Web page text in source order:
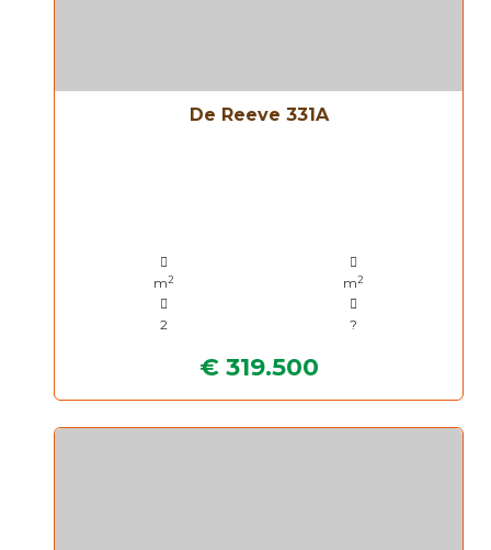
De Reeve 331A
m2 m2
2 ?
€ 319.500